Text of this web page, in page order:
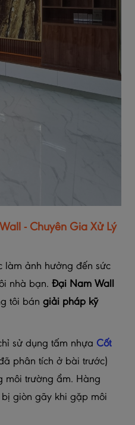
- Chuyên Gia Xử Lý
làm ảnh hưởng đến sức
nhà bạn. Đại Nam Wall
tôi bán giải pháp kỹ
sử dụng tấm nhựa Cốt
phân tích ở bài trước)
môi trường ẩm. Hàng
giòn gãy khi gặp môi